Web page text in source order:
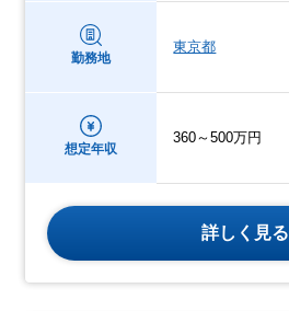
勤務地
東京都
想定年収
360～500万円
詳しく見る